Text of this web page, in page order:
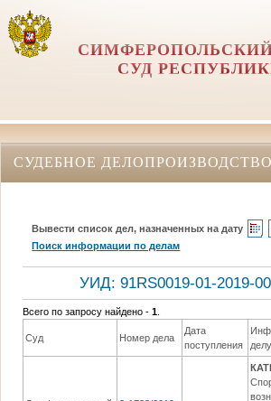
СУД
СУДЕБНОЕ ДЕЛОПРОИЗВОДСТВО
Вывести список дел, назначенных на дату
Поиск информации по делам
УИД: 91RS0019-01-2019-
Всего по запросу найдено -1
Суд Номер дела
Дата
поступления
делу